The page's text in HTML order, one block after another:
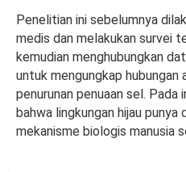
Penelitian ini sebelumnya
medis dan melakukan survei
kemudian menghubungkan
untuk mengungkap hubungan
penurunan penuaan sel.
bahwa lingkungan hijau
mekanisme biologis manusia